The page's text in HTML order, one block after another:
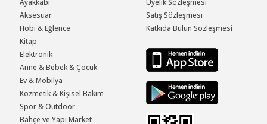
Ayakkabı
Aksesuar
Hobi & Eğlence
Kitap
Elektronik
Anne & Bebek & Çocuk
Ev & Mobilya
Kozmetik & Kişisel Bakım
Spor & Outdoor
Bahçe ve Yapı Market
Üyelik Sözleşmesi
Satış Sözleşmesi
Katkıda Bulun Sözleşmesi